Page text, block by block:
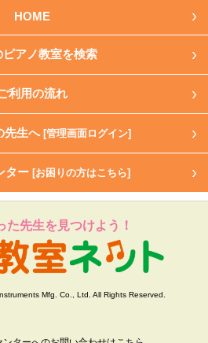
HOME
ピアノ教室を検索
利用の流れ
先生へ [管理画面ログイン]
ター [お困りの方はこちら]
た先生を見つけよう！
Mfg. Co., Ltd. All Rights Reserved.